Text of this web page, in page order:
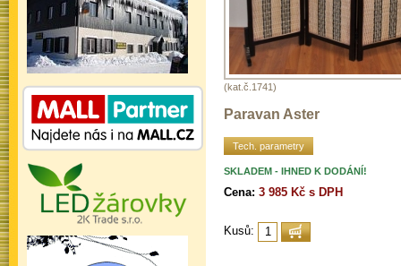
(kat.č.1741)
Paravan Aster
Tech. parametry
SKLADEM - IHNED K DODÁNÍ!
Cena: 3 985 Kč s DPH
Kusů: